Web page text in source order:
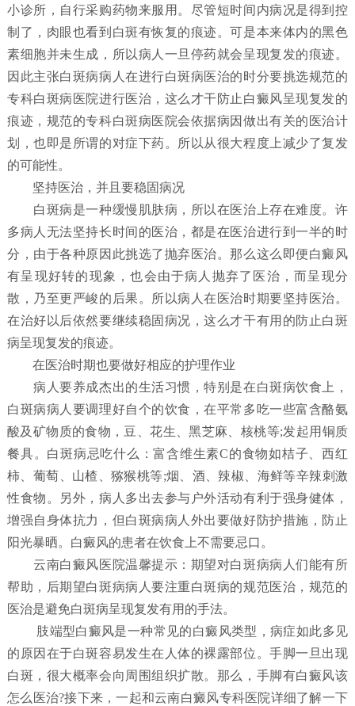
小诊所，自行采购药物来服用。尽管短时间内病况是得到控
制了，肉眼也看到白斑有恢复的痕迹。可是本来体内的黑色
素细胞并未生成，所以病人一旦停药就会呈现复发的痕迹。
因此主张白斑病病人在进行白斑病医治的时分要挑选规范的
专科白斑病医院进行医治，这么才干防止白癜风呈现复发的
痕迹，规范的专科白斑病医院会依据病因做出有关的医治计
划，也即是所谓的对症下药。所以从很大程度上减少了复发
的可能性。
坚持医治，并且要稳固病况
白斑病是一种缓慢肌肤病，所以在医治上存在难度。许
多病人无法坚持长时间的医治，都是在医治进行到一半的时
分，由于各种原因此挑选了抛弃医治。那么这么即便白癜风
有呈现好转的现象，也会由于病人抛弃了医治，而呈现分
散，乃至更严峻的后果。所以病人在医治时期要坚持医治。
在治好以后依然要继续稳固病况，这么才干有用的防止白斑
病呈现复发的痕迹。
在医治时期也要做好相应的护理作业
病人要养成杰出的生活习惯，特别是在白斑病饮食上，
白斑病病人要调理好自个的饮食，在平常多吃一些富含酪氨
酸及矿物质的食物，豆、花生、黑芝麻、核桃等;发起用铜质
餐具。白斑病忌吃什么：富含维生素C的食物如桔子、西红
柿、葡萄、山楂、猕猴桃等;烟、酒、辣椒、海鲜等辛辣刺激
性食物。另外，病人多出去参与户外活动有利于强身健体，
增强自身体抗力，但白斑病病人外出要做好防护措施，防止
阳光暴晒。白癜风的患者在饮食上不需要忌口。
云南白癜风医院温馨提示：期望对白斑病病人们能有所
帮助，后期望白斑病病人要注重白斑病的规范医治，规范的
医治是避免白斑病呈现复发有用的手法。
肢端型白癜风是一种常见的白癜风类型，病症如此多见
的原因在于白斑容易发生在人体的裸露部位。手脚一旦出现
白斑，很大概率会向周围组织扩散。那么，手脚有白癜风该
怎么医治?接下来，一起和云南白癜风专科医院详细了解一下